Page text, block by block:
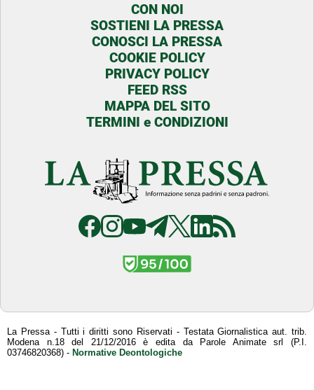
CON NOI
SOSTIENI LA PRESSA
CONOSCI LA PRESSA
COOKIE POLICY
PRIVACY POLICY
FEED RSS
MAPPA DEL SITO
TERMINI e CONDIZIONI
La Pressa - Tutti i diritti sono Riservati - Testata Giornalistica aut. trib.
Modena n.18 del 21/12/2016 è edita da Parole Animate srl (P.I.
03746820368) - Normative Deontologiche